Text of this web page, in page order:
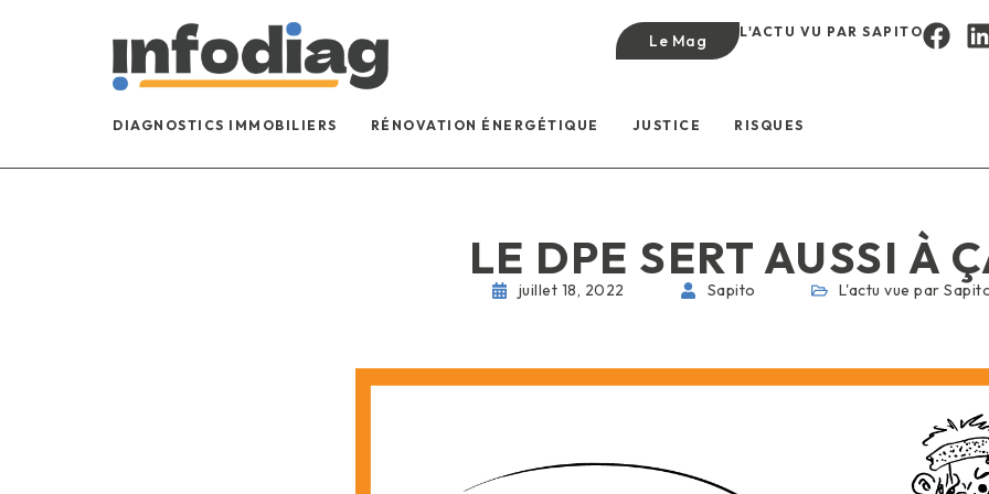
Le Mag L'ACTU VU PAR SAPITO
DIAGNOSTICS IMMOBILIERS RÉNOVATION ÉNERGÉTIQUE JUSTICE RISQUES
LE DPE SERT AUSSI À
juillet 18, 2022 Sapito L'actu vue par